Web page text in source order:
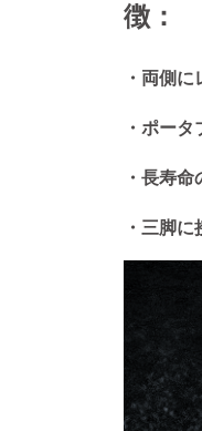
徴：
・両側
・ポー
・長寿
・三脚